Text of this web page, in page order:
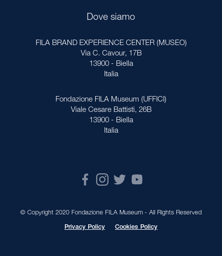
Dove siamo
FILA BRAND EXPERIENCE CENTER (MUSEO)
Via C. Cavour, 17B
13900 - Biella
Italia
Fondazione FILA Museum (UFFICI)
Viale Cesare Battisti, 26B
13900 - Biella
Italia
© Copyright 2020 Fondazione FILA Museum - All Rights Reserved
Privacy Policy Cookies Policy